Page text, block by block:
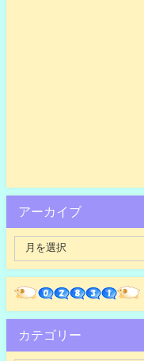
アーカイブ
カテゴリー